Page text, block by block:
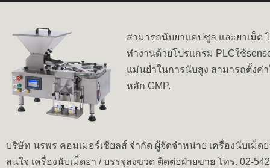
สามารถนับยาแคปซูล และยาเม็ด
ทำงานด้วยโปรแกรม PLCใช้
แม่นยำในการนับสูง สามารถตั้งค่
หลัก GMP.
บริษัท นรพร คอมเมอร์เชียลส์ จำกัด ผู้จัดจำหน่าย เครื่องนับเม็
สนใจ เครื่องนับเม็ดยา / บรรจุลงขวด ติดต่อฝ่ายขาย โทร. 02-